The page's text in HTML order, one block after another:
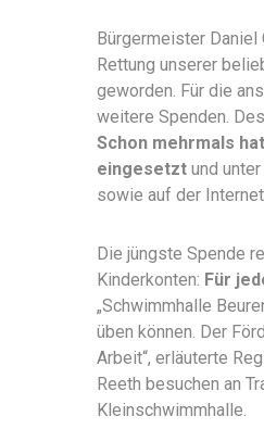
Bürgermeister Daniel
Rettung unserer
geworden. Für die
weitere Spenden.
Schon mehrmals
eingesetzt und
sowie auf der
Die jüngste Spende
Kinderkonten: Für
„Schwimmhalle
üben können. Der
Arbeit“, erläuterte
Reeth besuchen an
Kleinschwimmhalle.